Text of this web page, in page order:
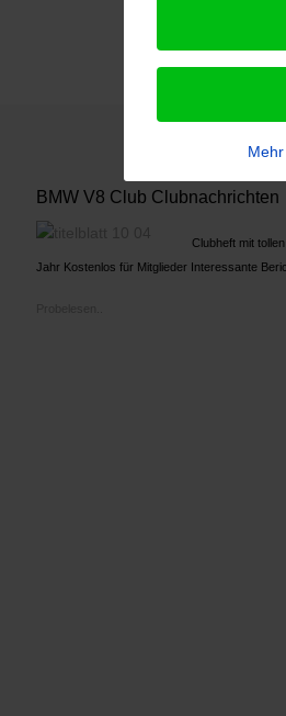
BMW V8 Club Clubnachrichten
Clubheft mit
Jahr Kostenlos für Mitglieder Interessante